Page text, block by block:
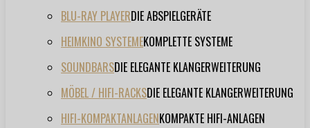
BLU-RAY PLAYERDIE ABSPIELGERÄTE
HEIMKINO SYSTEMEKOMPLETTE SYSTEME
SOUNDBARSDIE ELEGANTE KLANGERWEITERUNG
MÖBEL / HIFI-RACKSDIE ELEGANTE KLANGERWEITERUNG
HIFI-KOMPAKTANLAGENKOMPAKTE HIFI-ANLAGEN